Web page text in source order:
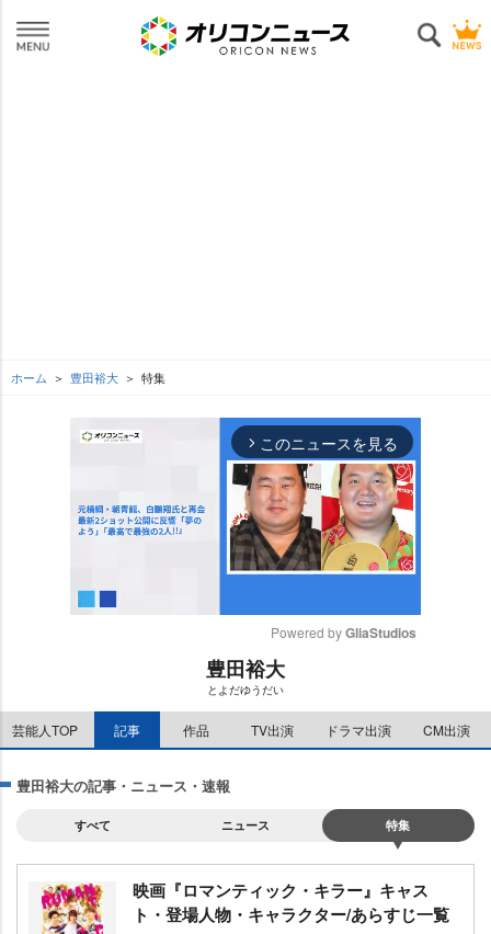
ホーム 豊田裕大 特集
arrow_forward_ios このニュースを見る
e
Powered by GliaStudios
豊田裕大
とよだゆうだい
芸能人TOP 記事 作品 TV出演 ドラマ出演 CM出演
豊田裕大の記事・ニュース・速報
すべて ニュース 特集
映画『ロマンティック・キラー』キャス
ト・登場人物・キャラクター/あらすじ一覧